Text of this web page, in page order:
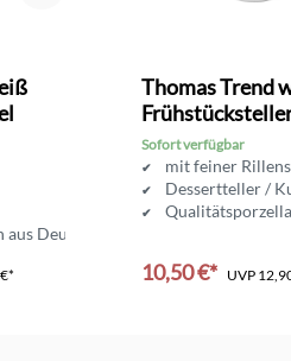
Deutschland
Thomas Trend
Sofort verfügbar
mit feiner
Dessertteller /
10,50 €* UVP